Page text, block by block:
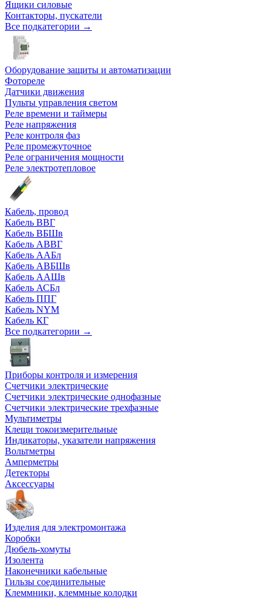
Ящики силовые
Контакторы, пускатели
Все подкатегории →
Оборудование защиты и автоматизации
Фотореле
Датчики движения
Пульты управления светом
Реле времени и таймеры
Реле напряжения
Реле контроля фаз
Реле промежуточное
Реле ограничения мощности
Реле электротепловое
Кабель, провод
Кабель ВВГ
Кабель ВБШв
Кабель АВВГ
Кабель ААБл
Кабель АВБШв
Кабель ААШв
Кабель АСБл
Кабель ППГ
Кабель NYM
Кабель КГ
Все подкатегории →
Приборы контроля и измерения
Счетчики электрические
Счетчики электрические однофазные
Счетчики электрические трехфазные
Мультиметры
Клещи токоизмерительные
Индикаторы, указатели напряжения
Вольтметры
Амперметры
Детекторы
Аксессуары
Изделия для электромонтажа
Коробки
Дюбель-хомуты
Изолента
Наконечники кабельные
Гильзы соединительные
Клеммники, клеммные колодки